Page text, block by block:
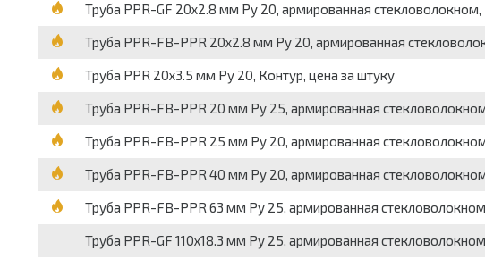
Труба PPR-GF 20х2.8 мм Ру 20, армированная стекловолокном,
Труба PPR-FB-PPR 20х2.8 мм Ру 20, армированная
Труба PPR 20х3.5 мм Ру 20, Контур, цена за штуку
Труба PPR-FB-PPR 20 мм Ру 25, армированная
Труба PPR-FB-PPR 25 мм Ру 20, армированная
Труба PPR-FB-PPR 40 мм Ру 20, армированная
Труба PPR-FB-PPR 63 мм Ру 25, армированная
Труба PPR-GF 110х18.3 мм Ру 25, армированная